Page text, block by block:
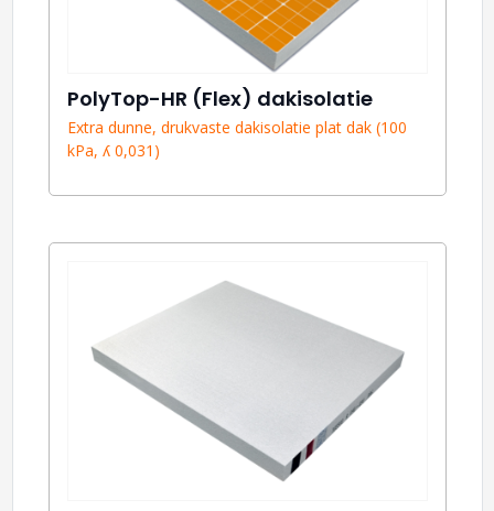
PolyTop-HR (Flex) dakisolatie
Extra dunne, drukvaste dakisolatie plat dak (100
kPa, ʎ 0,031)